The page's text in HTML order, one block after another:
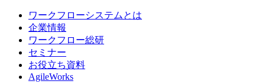
ワークフローシステムとは
企業情報
ワークフロー総研
セミナー
お役立ち資料
AgileWorks